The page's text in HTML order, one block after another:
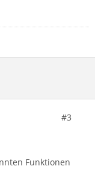
#3
Funktionen